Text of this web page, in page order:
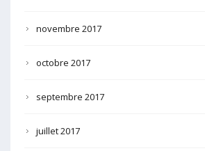
novembre 2017
octobre 2017
septembre 2017
juillet 2017